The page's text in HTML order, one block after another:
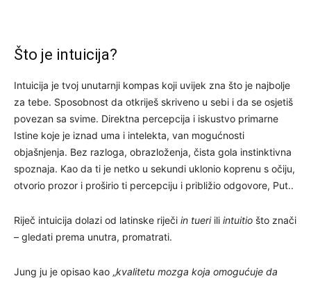
Što je intuicija?
Intuicija je tvoj unutarnji kompas koji uvijek zna što je najbolje
za tebe. Sposobnost da otkriješ skriveno u sebi i da se osjetiš
povezan sa svime. Direktna percepcija i iskustvo primarne
Istine koje je iznad uma i intelekta, van mogućnosti
objašnjenja. Bez razloga, obrazloženja, čista gola instinktivna
spoznaja. Kao da ti je netko u sekundi uklonio koprenu s očiju,
otvorio prozor i proširio ti percepciju i približio odgovore, Put..
Riječ intuicija dolazi od latinske riječi in tueriili intuitio što znači
– gledati prema unutra, promatrati.
Jung ju je opisao kao „kvalitetu mozga koja omogućuje da